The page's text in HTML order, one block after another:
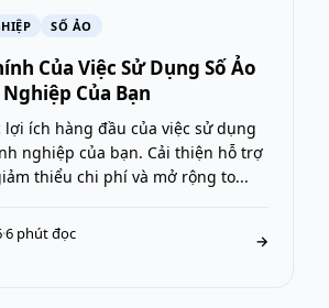
SỐ ẢO
Của Việc Sử Dụng Số Ảo
Của Bạn
lợi ích hàng đầu của việc sử dụng
nghiệp của bạn. Cải thiện hỗ trợ
thiểu chi phí và mở rộng to...
·6 phút đọc →